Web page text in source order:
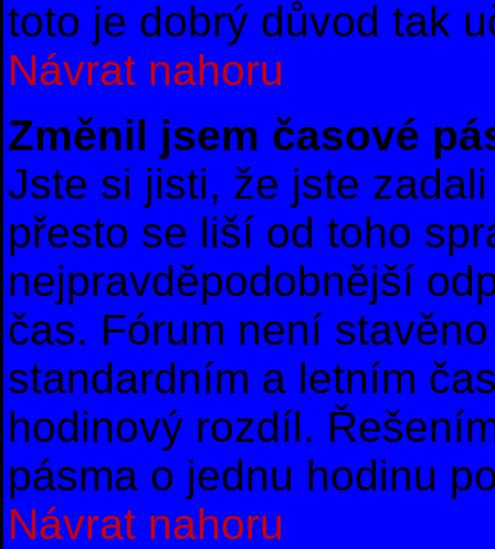
toto je dobrý důvod tak
Návrat nahoru
Změnil jsem časové
Jste si jisti, že jste
přesto se liší od toho
nejpravděpodobnější
čas. Fórum není
standardním a letním
hodinový rozdíl.
pásma o jednu hodinu
Návrat nahoru